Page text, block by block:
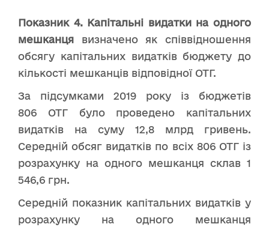
Показник 4. Капітальні видатки на одного
мешканця визначено як співвідношення
обсягу капітальних видатків бюджету до
кількості мешканців відповідної ОТГ.
За підсумками 2019 року із бюджетів
806 ОТГ було проведено капітальних
видатків на суму 12,8 млрд гривень.
Середній обсяг видатків по всіх 806 ОТГ із
розрахунку на одного мешканця склав 1
546,6 грн.
Середній показник капітальних видатків у
розрахунку на одного мешканця